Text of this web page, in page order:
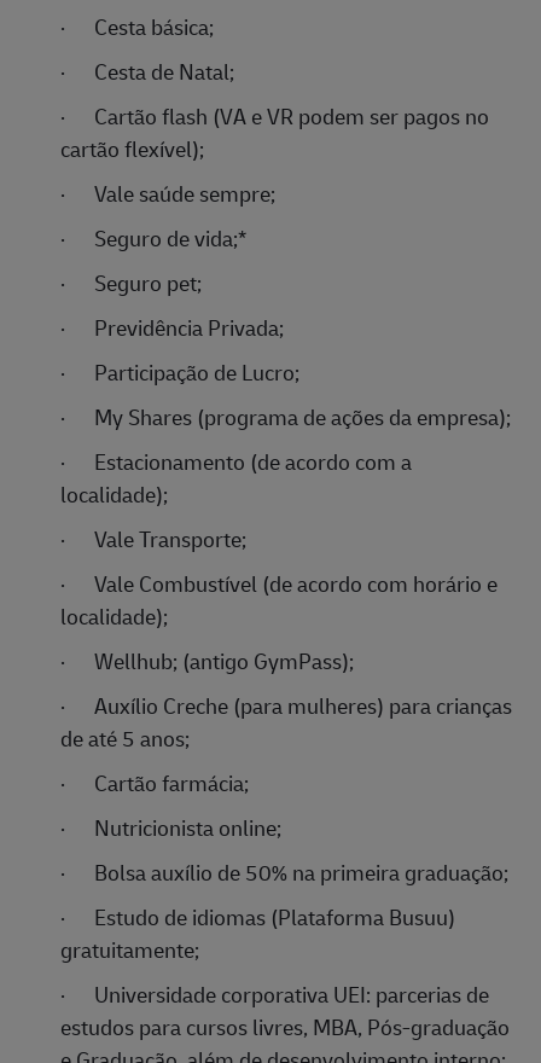
·
Cesta básica;
·
Cesta de Natal;
·
Cartão flash (VA e VR podem ser pagos no
cartão flexível);
·
Vale saúde sempre;
·
Seguro de vida;*
·
Seguro pet;
·
Previdência Privada;
·
Participação de Lucro;
·
My Shares (programa de ações da empresa);
·
Estacionamento (de acordo com a
localidade);
·
Vale Transporte;
·
Vale Combustível (de acordo com horário e
localidade);
·
Wellhub; (antigo GymPass);
·
Auxílio Creche (para mulheres) para crianças
de até 5 anos;
·
Cartão farmácia;
·
Nutricionista online;
·
Bolsa auxílio de 50% na primeira graduação;
·
Estudo de idiomas (Plataforma Busuu)
gratuitamente;
·
Universidade corporativa UEI: parcerias de
estudos para cursos livres, MBA, Pós-graduação